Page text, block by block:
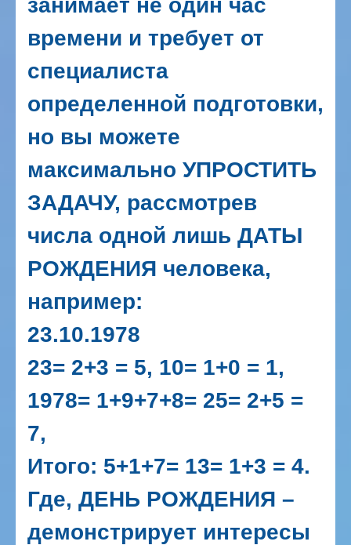
занимает не один час
времени и требует от
специалиста
определенной подготовки,
но вы можете
максимально УПРОСТИТЬ
ЗАДАЧУ, рассмотрев
числа одной лишь ДАТЫ
РОЖДЕНИЯ человека,
например:
23.10.1978
23= 2+3 = 5, 10= 1+0 = 1,
1978= 1+9+7+8= 25= 2+5 =
7,
Итого: 5+1+7= 13= 1+3 = 4.
Где, ДЕНЬ РОЖДЕНИЯ –
демонстрирует интересы